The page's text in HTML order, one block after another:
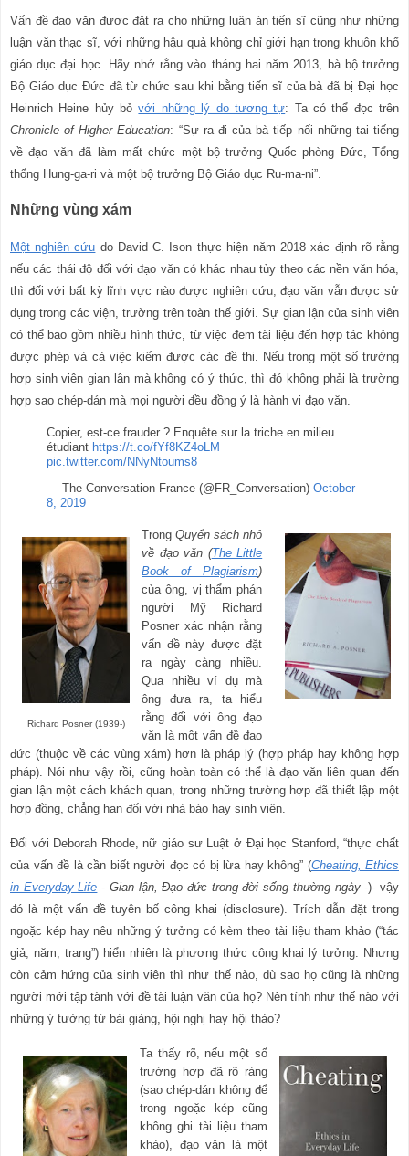
Vấn đề đạo văn được đặt ra cho những luận án tiến sĩ cũng như những
luận văn thạc sĩ, với những hậu quả không chỉ giới hạn trong khuôn khổ
giáo dục đại học. Hãy nhớ rằng vào tháng hai năm 2013, bà bộ trưởng
Bộ Giáo dục Đức đã từ chức sau khi bằng tiến sĩ của bà đã bị Đại học
Heinrich Heine hủy bỏvới những lý do tương tự: Ta có thể đọc trên
Chronicle of Higher Education: “Sự ra đi của bà tiếp nối những tai tiếng
về đạo văn đã làm mất chức một bộ trưởng Quốc phòng Đức, Tổng
thống Hung-ga-ri và một bộ trưởng Bộ Giáo dục Ru-ma-ni”.
Những vùng xám
Một nghiên cứu do David C. Ison thực hiện năm 2018 xác định rõ rằng
nếu các thái độ đối với đạo văn có khác nhau tùy theo các nền văn hóa,
thì đối với bất kỳ lĩnh vực nào được nghiên cứu, đạo văn vẫn được sử
dụng trong các viện, trường trên toàn thế giới. Sự gian lận của sinh viên
có thể bao gồm nhiều hình thức, từ việc đem tài liệu đến hợp tác không
được phép và cả việc kiếm được các đề thi. Nếu trong một số trường
hợp sinh viên gian lận mà không có ý thức, thì đó không phải là trường
hợp sao chép-dán mà mọi người đều đồng ý là hành vi đạo văn.
Copier, est-ce frauder ? Enquête sur la triche en milieu
étudiant https://t.co/fYf8KZ4oLM
pic.twitter.com/NNyNtoums8
— The Conversation France (@FR_Conversation) October
8, 2019
Richard Posner (1939-)
TrongQuyển sách nhỏ
về đạo văn (The Little
Book of Plagiarism)
của ông, vị thẩm phán
người Mỹ Richard
Posner xác nhận rằng
vấn đề này được đặt
ra ngày càng nhiều.
Qua nhiều ví dụ mà
ông đưa ra, ta hiểu
rằng đối với ông đạo
văn là một vấn đề đạo
đức (thuộc về các vùng xám) hơn là pháp lý (hợp pháp hay không hợp
pháp). Nói như vậy rồi, cũng hoàn toàn có thể là đạo văn liên quan đến
gian lận một cách khách quan, trong những trường hợp đã thiết lập một
hợp đồng, chẳng hạn đối với nhà báo hay sinh viên.
Đối với Deborah Rhode, nữ giáo sư Luật ở Đại học Stanford, “thực chất
của vấn đề là cần biết người đọc có bị lừa hay không” (Cheating, Ethics
in Everyday Life - Gian lận, Đạo đức trong đời sống thường ngày-)- vậy
đó là một vấn đề tuyên bố công khai (disclosure). Trích dẫn đặt trong
ngoặc kép hay nêu những ý tưởng có kèm theo tài liệu tham khảo (“tác
giả, năm, trang”) hiển nhiên là phương thức công khai lý tưởng. Nhưng
còn cảm hứng của sinh viên thì như thế nào, dù sao họ cũng là những
người mới tập tành với đề tài luận văn của họ? Nên tính như thế nào với
những ý tưởng từ bài giảng, hội nghị hay hội thảo?
Ta thấy rõ, nếu một số
trường hợp đã rõ ràng
(sao chép-dán không để
trong ngoặc kép cũng
không ghi tài liệu tham
khảo), đạo văn là một